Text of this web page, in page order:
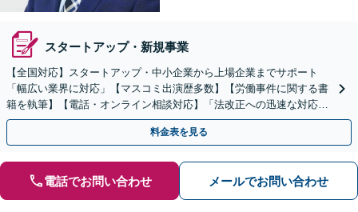
スタートアップ・新規事業
【全国対応】スタートアップ・中小企業から上場企業までサポート
「幅広い業界に対応」【マスコミ出演歴多数】【労働事件に関する書
籍を執筆】【電話・オンライン相談対応】「法改正への迅速な対応」
「労務環境の整備でトラブルを未然に防ぐ」
料金表を見る
電話でお問い合わせ メールでお問い合わせ